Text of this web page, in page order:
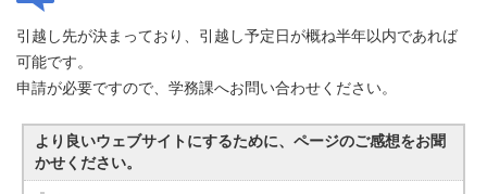
引越し先が決まっており、引越し予定日が概ね半年以内であれば
可能です。
申請が必要ですので、学務課へお問い合わせください。
より良いウェブサイトにするために、ページのご感想をお聞
かせください。